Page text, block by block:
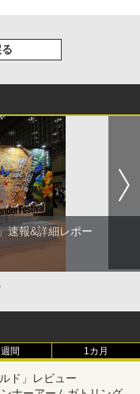
速報&詳細レポー
間 1カ月
ド」レビュー